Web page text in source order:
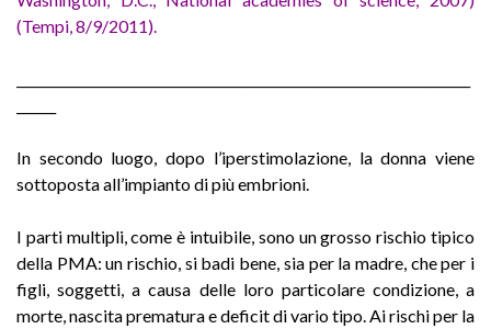
(Tempi, 8/9/2011).
In secondo luogo, dopo l’iperstimolazione, la donna viene
sottoposta all’impianto di più embrioni.
I parti multipli, come è intuibile, sono un grosso rischio tipico
della PMA: un rischio, si badi bene, sia per la madre, che per i
figli, soggetti, a causa delle loro particolare condizione, a
morte, nascita prematura e deficit di vario tipo. Ai rischi per la